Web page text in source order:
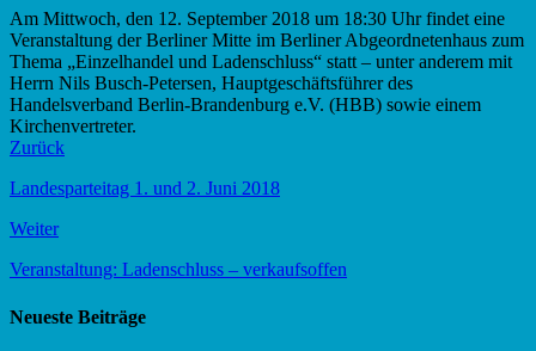
Am Mittwoch, den 12. September 2018 um 18:30 Uhr findet eine
Veranstaltung der Berliner Mitte im Berliner Abgeordnetenhaus zum
Thema „Einzelhandel und Ladenschluss“ statt – unter anderem mit
Herrn Nils Busch-Petersen, Hauptgeschäftsführer des
Handelsverband Berlin-Brandenburg e.V. (HBB) sowie einem
Kirchenvertreter.
Zurück
Landesparteitag 1. und 2. Juni 2018
Weiter
Veranstaltung: Ladenschluss – verkaufsoffen
Neueste Beiträge